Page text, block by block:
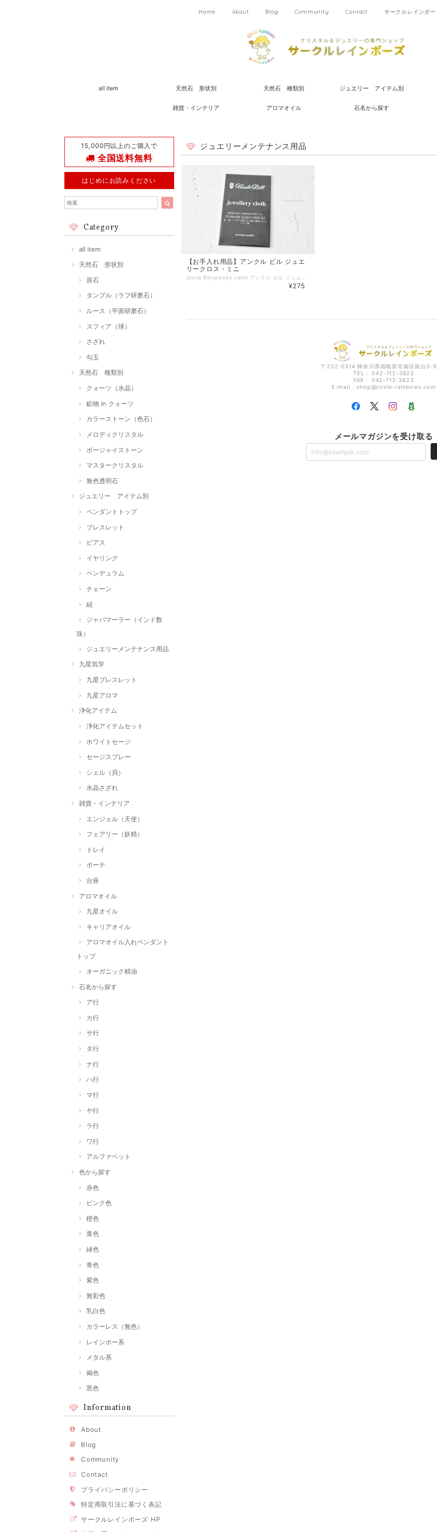
Home About Blog Community Contact サークルレインボ
all item 天然石 形状別 天然石 種類別 ジュエリー アイテム別
雑貨・インテリア アロマオイル 石名から探す
15,000円以上のご購入で
全国送料無料
はじめにお読みください
Category
all item
天然石 形状別
原石
タンブル（ラフ研磨石）
ルース（平面研磨石）
スフィア（球）
さざれ
勾玉
天然石 種類別
クォーツ（水晶）
鉱物 in クォーツ
カラーストーン（色石）
メロディクリスタル
ボージャイストーン
マスタークリスタル
無色透明石
ジュエリー アイテム別
ペンダントトップ
ブレスレット
ピアス
イヤリング
ペンデュラム
チェーン
紐
ジャパマーラー（インド数
珠）
ジュエリーメンテナンス用品
九星気学
九星ブレスレット
九星アロマ
浄化アイテム
浄化アイテムセット
ホワイトセージ
セージスプレー
シェル（貝）
水晶さざれ
雑貨・インテリア
エンジェル（天使）
フェアリー（妖精）
トレイ
ポーチ
台座
アロマオイル
九星オイル
キャリアオイル
アロマオイル入れペンダント
トップ
オーガニック精油
石名から探す
ア行
カ行
サ行
タ行
ナ行
ハ行
マ行
ヤ行
ラ行
ワ行
アルファベット
色から探す
赤色
ピンク色
橙色
黄色
緑色
青色
紫色
無彩色
乳白色
カラーレス（無色）
レインボー系
メタル系
褐色
黒色
Information
About
Blog
Community
Contact
プライバシーポリシー
特定商取引法に基づく表記
サークルレインボーズ HP
ジュエリーメンテナンス用品
【お手入れ用品】アンクル ビル ジュエ
リークロス・ミニ
¥275
〒252-0314 神奈川県相模原市南区南台3-
TEL： 042-712-3823
FAX： 042-712-3823
E-mail： shop@circle-rainbows.com
メールマガジンを受け取る